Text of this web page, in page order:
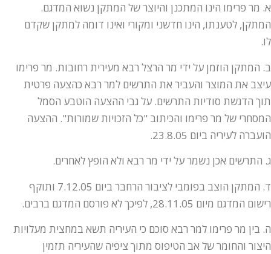
א. מר פרימו הינו המתכנן והיוצר של המתקן נשוא המדגם.
המתקן, לטענתו, הינו חדשני ומקורי ואינו דומה למתקן שקדם
לו.
ב. המתקן הוזמן על ידי מר הרצל רבא מעירית רחובות. מר פרימו
עיצב את המוצר והעביר את התרשים למר רבא כהצעה פרטית
תוך הדגשת סודיות התרשים. על גבי ההצעה הוטבע הסמל
המסחרי של מר פרימו והכיתוב "כל הזכויות שמורות". ההצעה
הועברה לעיריה ביום 23.8.05.
ג. התרשים אכן נשמר על ידי מר רבא ולא הופץ לאחרים.
ד. המתקן הוצב בפומבי לציבור הרחבר ביום 7.12.05 ותוקף
רישום המדגם מיום 28.11.05, לפיכך לא פורסם המדגם ברבים.
ה. בין מר פרימו למר רבא סוכם כי העיריה תשא במחצית מעלויות
היצור והחומר של אב הטיפוס מתוך ציפיה שהעיריה תזמין